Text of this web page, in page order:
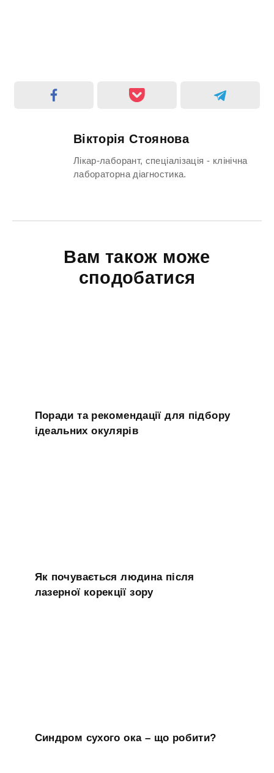
Вікторія Стоянова
Лікар-лаборант, спеціалізація - клінічна
лабораторна діагностика.
Вам також може
сподобатися
Поради та рекомендації для підбору
ідеальних окулярів
Як почувається людина після
лазерної корекції зору
Синдром сухого ока – що робити?